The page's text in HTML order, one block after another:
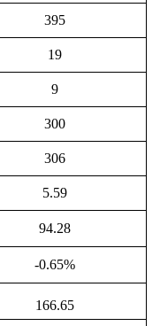
395
19
9
300
306
5.59
94.28
-0.65%
166.65